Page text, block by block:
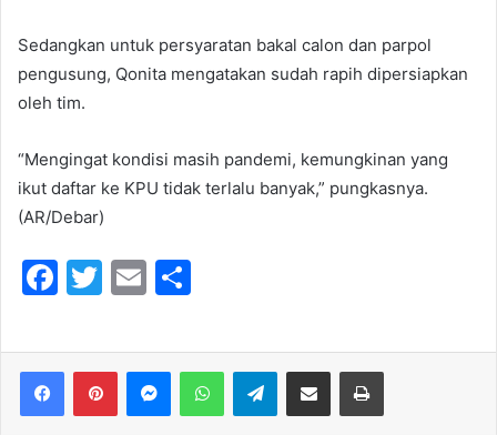
Sedangkan untuk persyaratan bakal calon dan parpol
pengusung, Qonita mengatakan sudah rapih dipersiapkan
oleh tim.
“Mengingat kondisi masih pandemi, kemungkinan yang
ikut daftar ke KPU tidak terlalu banyak,” pungkasnya.
(AR/Debar)
F
c
e
b
T
itt
er
E
ai
l
ar
e
Telegram